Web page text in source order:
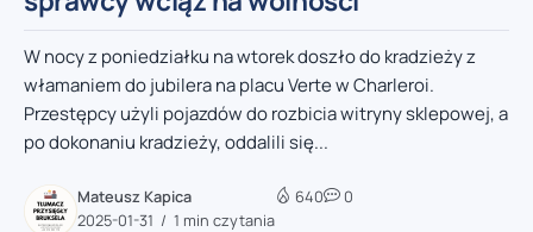
W nocy z poniedziałku na wtorek doszło do kradzieży z
włamaniem do jubilera na placu Verte w Charleroi.
Przestępcy użyli pojazdów do rozbicia witryny sklepowej, a
po dokonaniu kradzieży, oddalili się...
Mateusz Kapica
2025-01-31
1 min czytania
640 0